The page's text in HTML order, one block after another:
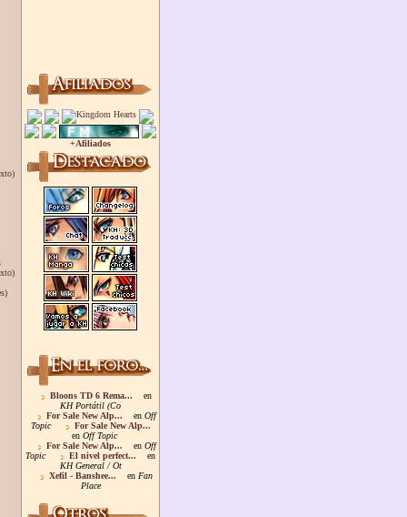
+Afiliados
Bloons TD 6 Rema...
en
KH Portátil (Co
For Sale New Alp...
en Off
Topic
For Sale New Alp...
en Off Topic
For Sale New Alp...
en Off
Topic
El nivel perfect...
en
KH General / Ot
Xefil - Banshee...
en Fan
Place